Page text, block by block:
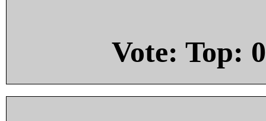
Vote: Top: 0